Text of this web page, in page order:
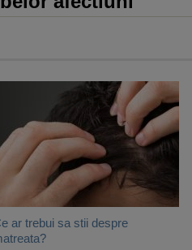
ar trebui sa stii despre